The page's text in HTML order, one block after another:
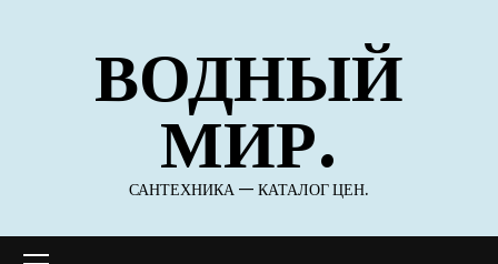
содержимомуВОДНЫЙ
МИР.
САНТЕХНИКА — КАТАЛОГ ЦЕН.